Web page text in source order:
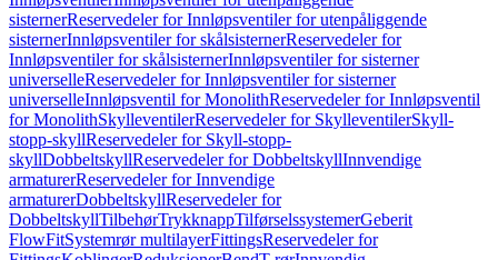
sisternerReservedeler for Innløpsventiler for utenpåliggende
sisternerInnløpsventiler for skålsisternerReservedeler for
Innløpsventiler for skålsisternerInnløpsventiler for sisterner
universelleReservedeler for Innløpsventiler for sisterner
universelleInnløpsventil for MonolithReservedeler for Innløpsventil
for MonolithSkylleventilerReservedeler for SkylleventilerSkyll-
stopp-skyllReservedeler for Skyll-stopp-
skyllDobbeltskyllReservedeler for DobbeltskyllInnvendige
armaturerReservedeler for Innvendige
armaturerDobbeltskyllReservedeler for
DobbeltskyllTilbehørTrykknappTilførselssystemerGeberit
FlowFitSystemrør multilayerFittingsReservedeler for